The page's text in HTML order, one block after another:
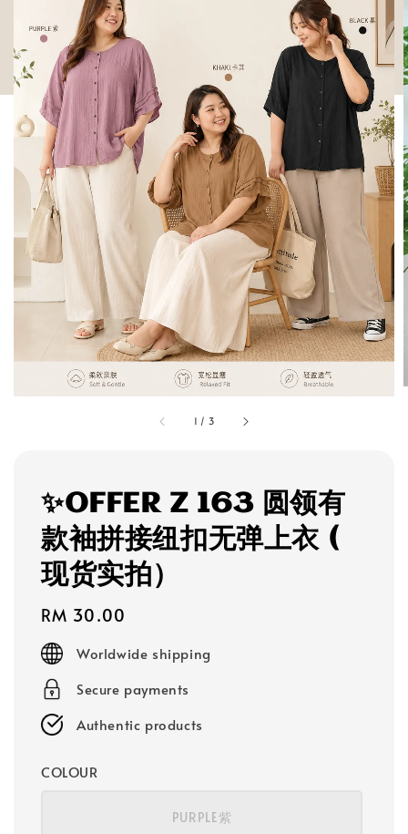
1 / 3
✨OFFER Z 163 圆领有
款袖拼接纽扣无弹上衣 (
现货实拍）
Regular
price
RM 30.00
Worldwide shipping
Secure payments
Authentic products
COLOUR
PURPLE紫